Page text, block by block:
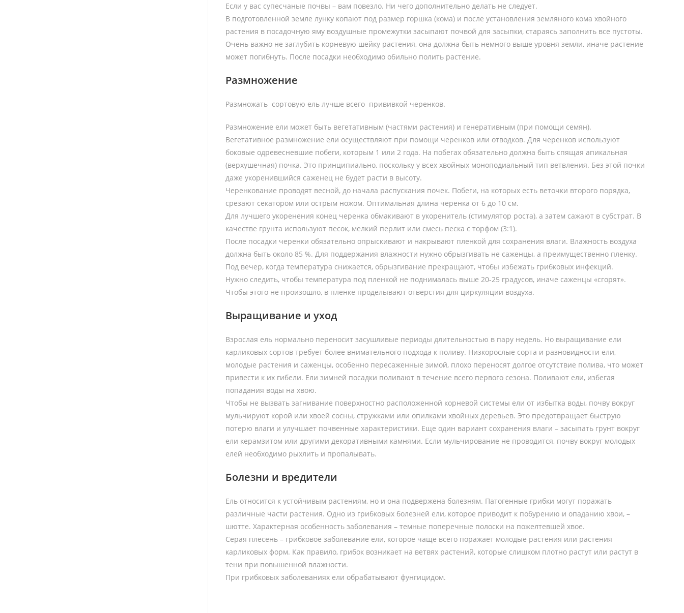
Если у вас супесчаные почвы – вам повезло. Ни чего дополнительно делать не следует.
В подготовленной земле лунку копают под размер горшка (кома) и после установления земляного кома хвойного
растения в посадочную яму воздушные промежутки засыпают почвой для засыпки, стараясь заполнить все пустоты.
Очень важно не заглубить корневую шейку растения, она должна быть немного выше уровня земли, иначе растение
может погибнуть. После посадки необходимо обильно полить растение.
Размножение
Размножать сортовую ель лучше всего прививкой черенков.
Размножение ели может быть вегетативным (частями растения) и генеративным (при помощи семян).
Вегетативное размножение ели осуществляют при помощи черенков или отводков. Для черенков используют
боковые одревесневшие побеги, которым 1 или 2 года. На побегах обязательно должна быть спящая апикальная
(верхушечная) почка. Это принципиально, поскольку у всех хвойных моноподиальный тип ветвления. Без этой почки
даже укоренившийся саженец не будет расти в высоту.
Черенкование проводят весной, до начала распускания почек. Побеги, на которых есть веточки второго порядка,
срезают секатором или острым ножом. Оптимальная длина черенка от 6 до 10 см.
Для лучшего укоренения конец черенка обмакивают в укоренитель (стимулятор роста), а затем сажают в субстрат. В
качестве грунта используют песок, мелкий перлит или смесь песка с торфом (3:1).
После посадки черенки обязательно опрыскивают и накрывают пленкой для сохранения влаги. Влажность воздуха
должна быть около 85 %. Для поддержания влажности нужно обрызгивать не саженцы, а преимущественно пленку.
Под вечер, когда температура снижается, обрызгивание прекращают, чтобы избежать грибковых инфекций.
Нужно следить, чтобы температура под пленкой не поднималась выше 20-25 градусов, иначе саженцы «сгорят».
Чтобы этого не произошло, в пленке проделывают отверстия для циркуляции воздуха.
Выращивание и уход
Взрослая ель нормально переносит засушливые периоды длительностью в пару недель. Но выращивание ели
карликовых сортов требует более внимательного подхода к поливу. Низкорослые сорта и разновидности ели,
молодые растения и саженцы, особенно пересаженные зимой, плохо переносят долгое отсутствие полива, что может
привести к их гибели. Ели зимней посадки поливают в течение всего первого сезона. Поливают ели, избегая
попадания воды на хвою.
Чтобы не вызвать загнивание поверхностно расположенной корневой системы ели от избытка воды, почву вокруг
мульчируют корой или хвоей сосны, стружками или опилками хвойных деревьев. Это предотвращает быструю
потерю влаги и улучшает почвенные характеристики. Еще один вариант сохранения влаги – засыпать грунт вокруг
ели керамзитом или другими декоративными камнями. Если мульчирование не проводится, почву вокруг молодых
елей необходимо рыхлить и пропалывать.
Болезни и вредители
Ель относится к устойчивым растениям, но и она подвержена болезням. Патогенные грибки могут поражать
различные части растения. Одно из грибковых болезней ели, которое приводит к побурению и опаданию хвои, –
шютте. Характерная особенность заболевания – темные поперечные полоски на пожелтевшей хвое.
Серая плесень – грибковое заболевание ели, которое чаще всего поражает молодые растения или растения
карликовых форм. Как правило, грибок возникает на ветвях растений, которые слишком плотно растут или растут в
тени при повышенной влажности.
При грибковых заболеваниях ели обрабатывают фунгицидом.